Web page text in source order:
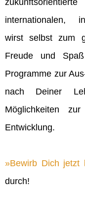
internationalen,
wirst selbst zum
Freude und
Programme zur
nach Deiner
Möglichkeiten
Entwicklung.
Bewirb Dich jetzt
durch!